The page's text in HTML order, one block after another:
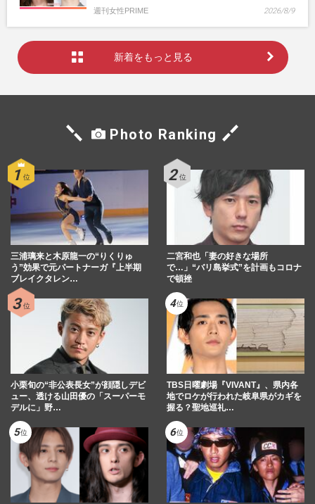
週刊女性PRIME 2026/8/9
新着をもっと見る
Photo Ranking
三浦璃来と木原龍一の“りくりゅ
う”効果で元パートナーガ『上半期
ブレイクタレン…
二宮和也「妻の好きな場所
で…」“バリ島挙式”を計画もコロナ
で頓挫
小栗旬の“非公表長女”が顔隠しデビ
ュー、透ける山田優の「スーパーモ
デルに」野…
TBS日曜劇場『VIVANT』、県内各
地でロケが行われた岐阜県がカギを
握る？聖地巡礼…